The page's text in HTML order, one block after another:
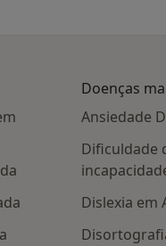
Doenças
Ansiedade
Dificuldade
Dislexia em